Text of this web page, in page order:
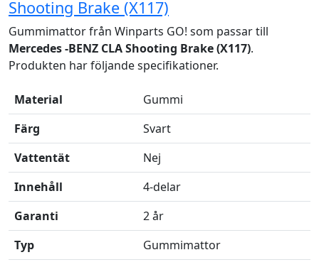
Shooting Brake (X117)
Gummimattor från Winparts GO! som passar till
Mercedes -BENZ CLA Shooting Brake (X117).
Produkten har följande specifikationer.
Material
Gummi
Färg
Svart
Vattentät
Nej
Innehåll
4-delar
Garanti
2 år
Typ
Gummimattor